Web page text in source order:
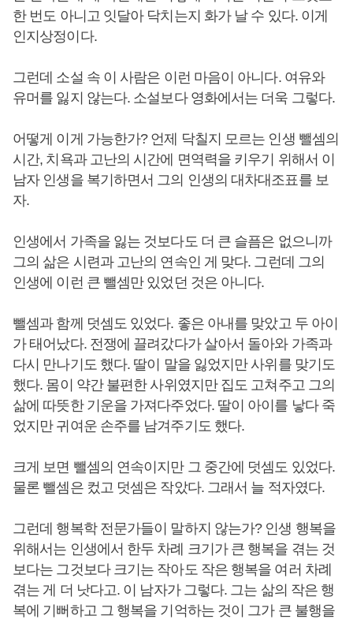
한 번도 아니고 잇달아 닥치는지 화가 날 수 있다. 이게
인지상정이다.
그런데 소설 속 이 사람은 이런 마음이 아니다. 여유와
유머를 잃지 않는다. 소설보다 영화에서는 더욱 그렇다.
어떻게 이게 가능한가? 언제 닥칠지 모르는 인생 뺄셈의
시간, 치욕과 고난의 시간에 면역력을 키우기 위해서 이
남자 인생을 복기하면서 그의 인생의 대차대조표를 보
자.
인생에서 가족을 잃는 것보다도 더 큰 슬픔은 없으니까
그의 삶은 시련과 고난의 연속인 게 맞다. 그런데 그의
인생에 이런 큰 뺄셈만 있었던 것은 아니다.
뺄셈과 함께 덧셈도 있었다. 좋은 아내를 맞았고 두 아이
가 태어났다. 전쟁에 끌려갔다가 살아서 돌아와 가족과
다시 만나기도 했다. 딸이 말을 잃었지만 사위를 맞기도
했다. 몸이 약간 불편한 사위였지만 집도 고쳐주고 그의
삶에 따뜻한 기운을 가져다주었다. 딸이 아이를 낳다 죽
었지만 귀여운 손주를 남겨주기도 했다.
크게 보면 뺄셈의 연속이지만 그 중간에 덧셈도 있었다.
물론 뺄셈은 컸고 덧셈은 작았다. 그래서 늘 적자였다.
그런데 행복학 전문가들이 말하지 않는가? 인생 행복을
위해서는 인생에서 한두 차례 크기가 큰 행복을 겪는 것
보다는 그것보다 크기는 작아도 작은 행복을 여러 차례
겪는 게 더 낫다고. 이 남자가 그렇다. 그는 삶의 작은 행
복에 기뻐하고 그 행복을 기억하는 것이 그가 큰 불행을